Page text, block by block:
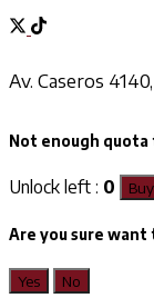
Av. Caseros
Not enough
Unlock left : 0
Are you sure want
Yes No